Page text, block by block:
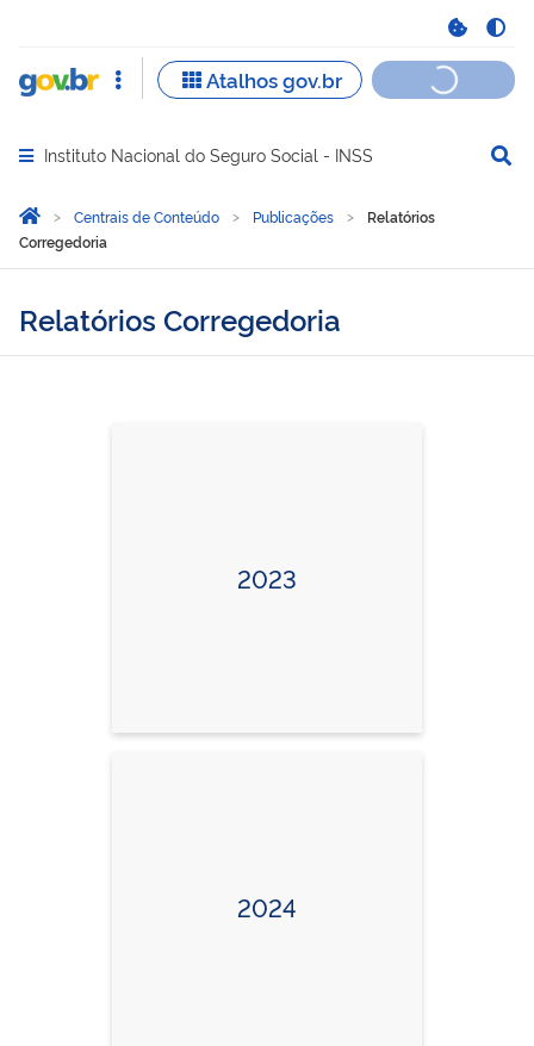
Abrir menu principal de navegação
Instituto Nacional do Seguro Social - INSS
Você está aqui:
Página Inicial
Centrais de Conteúdo Publicações
Relatórios
Corregedoria
Relatórios Corregedoria
2023
2024